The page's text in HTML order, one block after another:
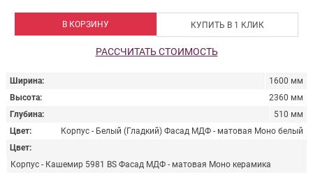
РАССЧИТАТЬ СТОИМОСТЬ
В КОРЗИНУ КУПИТЬ В 1 КЛИК
Ширина
1600 мм
Высота
2360 мм
Глубина
510 мм
Цвет
Корпус - Белый (Гладкий) Фасад МДФ - матовая Моно белый
Цвет
Корпус - Кашемир 5981 BS Фасад МДФ - матовая Моно керамика